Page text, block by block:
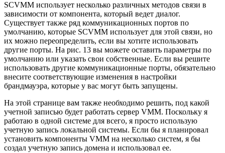
SCVMM использует несколько различных методов связи в
зависимости от компонента, который ведет диалог.
Существует также ряд коммуникационных портов по
умолчанию, которые SCVMM использует для этой связи, но
их можно переопределить, если вы хотите использовать
другие порты. На рис. 13 вы можете оставить параметры по
умолчанию или указать свои собственные. Если вы решите
использовать другие коммуникационные порты, обязательно
внесите соответствующие изменения в настройки
брандмауэра, которые у вас могут быть запущены.
На этой странице вам также необходимо решить, под какой
учетной записью будет работать сервер VMM. Поскольку я
работаю в одной системе для всего, я просто использую
учетную запись локальной системы. Если бы я планировал
установить компоненты VMM на несколько систем, я бы
создал учетную запись домена и использовал ее.